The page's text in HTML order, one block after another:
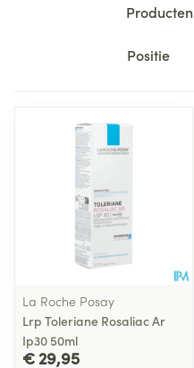
Producten
Sorteer op:
La Roche Posay
Lrp Toleriane Rosaliac Ar
Ip30 50ml
€ 29,95